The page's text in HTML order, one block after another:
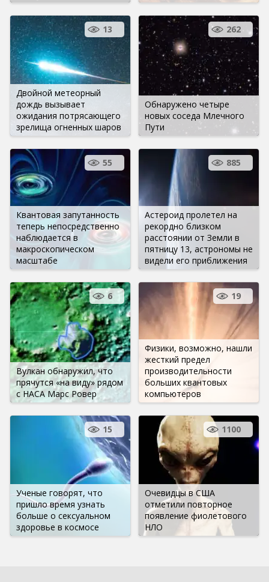
Двойной метеорный
дождь вызывает
ожидания потрясающего
зрелища огненных шаров
13
Обнаружено четыре
новых соседа Млечного
Пути
262
Квантовая запутанность
теперь непосредственно
наблюдается в
макроскопическом
масштабе
55
Астероид пролетел на
рекордно близком
расстоянии от Земли в
пятницу 13, астрономы не
видели его приближения
885
Вулкан обнаружил, что
прячутся «на виду» рядом
с НАСА Марс Ровер
6
Физики, возможно, нашли
жесткий предел
производительности
больших квантовых
компьютеров
19
Ученые говорят, что
пришло время узнать
больше о сексуальном
здоровье в космосе
15
Очевидцы в США
отметили повторное
появление фиолетового
НЛО
1100